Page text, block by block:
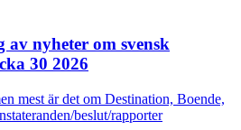
av nyheter om svensk
30 2026
mest är det om Destination, Boende,
beslut/rapporter